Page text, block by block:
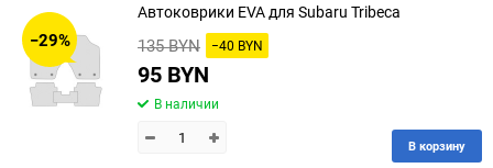
150
−29%
Автоковрики EVA для Subaru Tribeca
135 BYN −40 BYN
95 BYN
В наличии
В корзину